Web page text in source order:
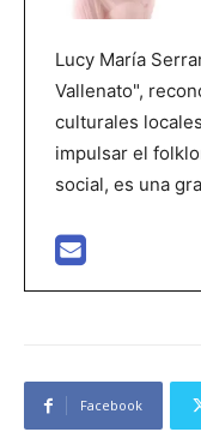
Lucy María
Vallenato",
culturales
impulsar el
social, es una
Facebook